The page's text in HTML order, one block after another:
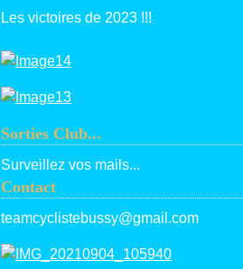
Les victoires de 2023 !!!
Sorties Club...
Surveillez vos mails...
Contact
teamcyclistebussy@gmail.com